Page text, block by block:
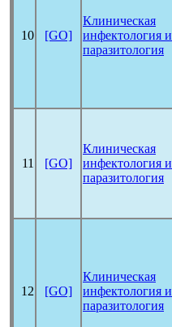
10 [GO]
Клиническая
инфектология и
паразитология
11 [GO]
Клиническая
инфектология и
паразитология
12 [GO]
Клиническая
инфектология и
паразитология